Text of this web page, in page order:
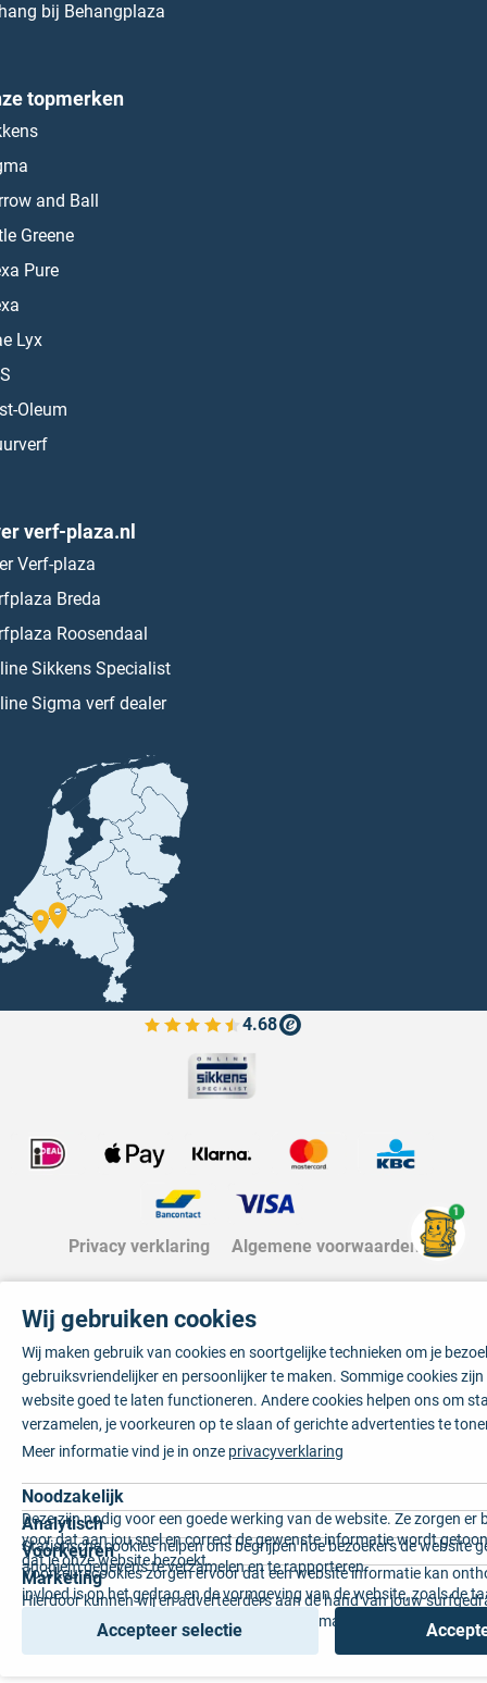
bij Behangplaza
topmerken
and Ball
Greene
Pure
Lyx
Oleum
verf-plaza.nl
Verf-plaza
Breda
Roosendaal
Sikkens Specialist
Sigma verf dealer
4.68
Bekijk de verfplaza beoordelingen
Privacy verklaring Algemene voorwaarden
Wij gebruiken cookies
Wij maken gebruik van cookies en soortgelijke technieken om je
gebruiksvriendelijker en persoonlijker te maken. Sommige cookies
website goed te laten functioneren. Andere cookies helpen ons om
verzamelen, je voorkeuren op te slaan of gerichte advertenties te
Meer informatie vind je in onze privacyverklaring
Noodzakelijk
Deze zijn nodig voor een goede werking van de website. Ze zorgen er
voor dat aan jou snel en correct de gewenste informatie wordt
dat je onze website bezoekt.
Analytisch
Statistische cookies helpen ons begrijpen hoe bezoekers de website
anoniem gegevens te verzamelen en te rapporteren.
Voorkeuren
Voorkeurscookies zorgen ervoor dat een website informatie kan
invloed is op het gedrag en de vormgeving van de website, zoals de
Marketing
Hierdoor kunnen wij en adverteerders aan de hand van jouw
gepersonaliseerde online advertenties en op maat gemaakte content
Accepteer selectie
1